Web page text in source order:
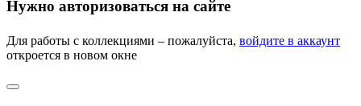
Нужно авторизоваться на сайте
Для работы с коллекциями – пожалуйста, войдите в аккаунт
откроется в новом окне